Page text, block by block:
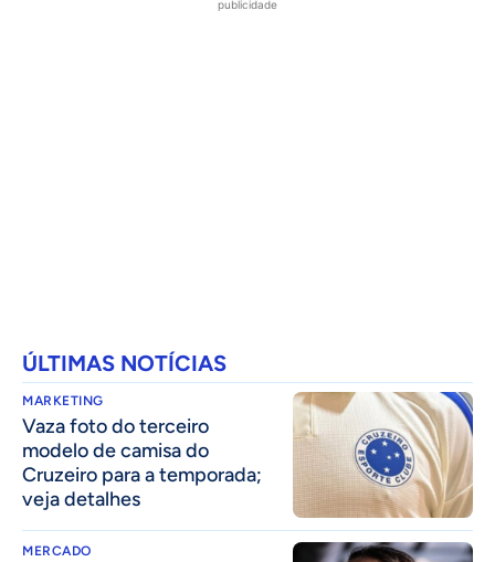
publicidade
ÚLTIMAS NOTÍCIAS
MARKETING
Vaza foto do terceiro
modelo de camisa do
Cruzeiro para a temporada;
veja detalhes
MERCADO